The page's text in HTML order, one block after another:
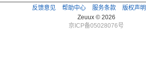
反馈意见 帮助中心 服务条款 版权声明
Zeuux © 2026
京ICP备05028076号